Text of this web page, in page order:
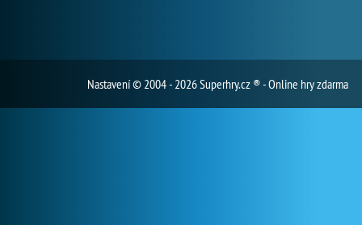
Nastavení© 2004 - 2026 Superhry.cz ® - Online hry zdarma